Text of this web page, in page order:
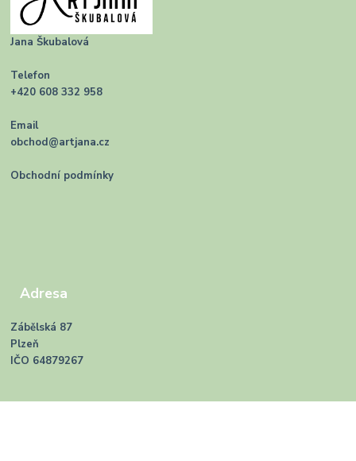
Jana Škubalová
Telefon
+420 608 332 958
Email
obchod@artjana.cz
Obchodní podmínky
Adresa
Zábělská 87
Plzeň
IČO 64879267